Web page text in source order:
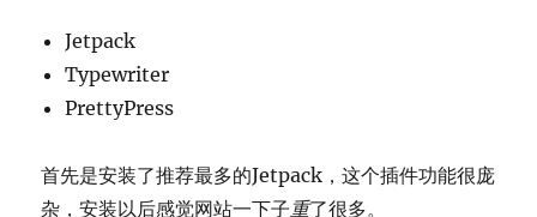
Jetpack
Typewriter
PrettyPress
首先是安装了推荐最多的Jetpack，这个插件功能很庞
杂，安装以后感觉网站一下子重了很多。